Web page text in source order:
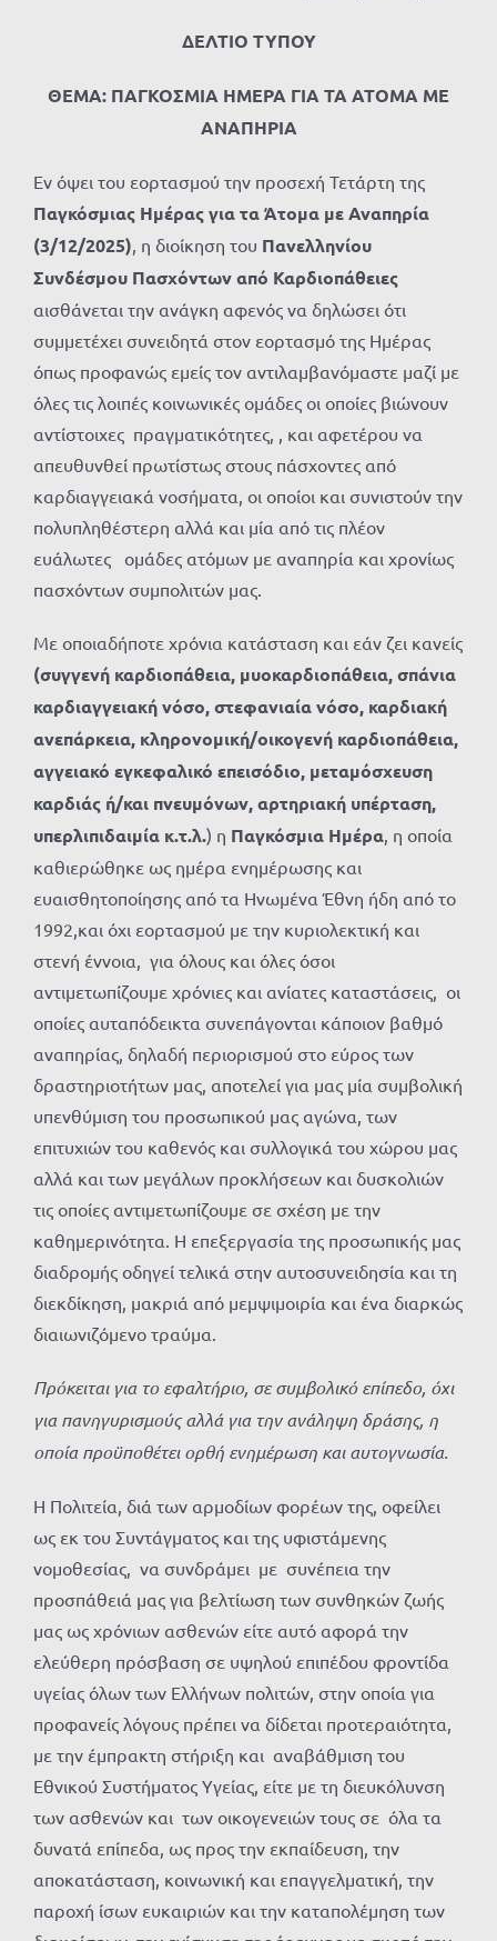
ΔΕΛΤΙΟ ΤΥΠΟΥ
ΘΕΜΑ: ΠΑΓΚΟΣΜΙΑ ΗΜΕΡΑ ΓΙΑ ΤΑ ΑΤΟΜΑ ΜΕ
ΑΝΑΠΗΡΙΑ
Εν όψει του εορτασμού την προσεχή Τετάρτη της
Παγκόσμιας Ημέρας για τα Άτομα με Αναπηρία
(3/12/2025), η διοίκηση του Πανελληνίου
Συνδέσμου Πασχόντων από Καρδιοπάθειες
αισθάνεται την ανάγκη αφενός να δηλώσει ότι
συμμετέχει συνειδητά στον εορτασμό της Ημέρας
όπως προφανώς εμείς τον αντιλαμβανόμαστε μαζί με
όλες τις λοιπές κοινωνικές ομάδες οι οποίες βιώνουν
αντίστοιχες πραγματικότητες, , και αφετέρου να
απευθυνθεί πρωτίστως στους πάσχοντες από
καρδιαγγειακά νοσήματα, οι οποίοι και συνιστούν την
πολυπληθέστερη αλλά και μία από τις πλέον
ευάλωτες ομάδες ατόμων με αναπηρία και χρονίως
πασχόντων συμπολιτών μας.
Με οποιαδήποτε χρόνια κατάσταση και εάν ζει κανείς
(συγγενή καρδιοπάθεια, μυοκαρδιοπάθεια, σπάνια
καρδιαγγειακή νόσο, στεφανιαία νόσο, καρδιακή
ανεπάρκεια, κληρονομική/οικογενή καρδιοπάθεια,
αγγειακό εγκεφαλικό επεισόδιο, μεταμόσχευση
καρδιάς ή/και πνευμόνων, αρτηριακή υπέρταση,
υπερλιπιδαιμία κ.τ.λ.) η Παγκόσμια Ημέρα, η οποία
καθιερώθηκε ως ημέρα ενημέρωσης και
ευαισθητοποίησης από τα Ηνωμένα Έθνη ήδη από το
1992,και όχι εορτασμού με την κυριολεκτική και
στενή έννοια, για όλους και όλες όσοι
αντιμετωπίζουμε χρόνιες και ανίατες καταστάσεις, οι
οποίες αυταπόδεικτα συνεπάγονται κάποιον βαθμό
αναπηρίας, δηλαδή περιορισμού στο εύρος των
δραστηριοτήτων μας, αποτελεί για μας μία συμβολική
υπενθύμιση του προσωπικού μας αγώνα, των
επιτυχιών του καθενός και συλλογικά του χώρου μας
αλλά και των μεγάλων προκλήσεων και δυσκολιών
τις οποίες αντιμετωπίζουμε σε σχέση με την
καθημερινότητα. Η επεξεργασία της προσωπικής μας
διαδρομής οδηγεί τελικά στην αυτοσυνειδησία και τη
διεκδίκηση, μακριά από μεμψιμοιρία και ένα διαρκώς
διαιωνιζόμενο τραύμα.
Πρόκειται για το εφαλτήριο, σε συμβολικό επίπεδο, όχι
για πανηγυρισμούς αλλά για την ανάληψη δράσης, η
οποία προϋποθέτει ορθή ενημέρωση και αυτογνωσία.
Η Πολιτεία, διά των αρμοδίων φορέων της, οφείλει
ως εκ του Συντάγματος και της υφιστάμενης
νομοθεσίας, να συνδράμει με συνέπεια την
προσπάθειά μας για βελτίωση των συνθηκών ζωής
μας ως χρόνιων ασθενών είτε αυτό αφορά την
ελεύθερη πρόσβαση σε υψηλού επιπέδου φροντίδα
υγείας όλων των Ελλήνων πολιτών, στην οποία για
προφανείς λόγους πρέπει να δίδεται προτεραιότητα,
με την έμπρακτη στήριξη και αναβάθμιση του
Εθνικού Συστήματος Υγείας, είτε με τη διευκόλυνση
των ασθενών και των οικογενειών τους σε όλα τα
δυνατά επίπεδα, ως προς την εκπαίδευση, την
αποκατάσταση, κοινωνική και επαγγελματική, την
παροχή ίσων ευκαιριών και την καταπολέμηση των